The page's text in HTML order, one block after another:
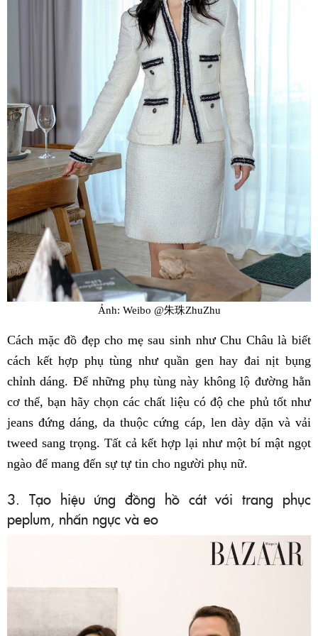
Ảnh: Weibo @朱珠ZhuZhu
Cách mặc đồ đẹp cho mẹ sau sinh như Chu Châu là biết
cách kết hợp phụ tùng như quần gen hay đai nịt bụng
chỉnh dáng. Để những phụ tùng này không lộ đường hằn
cơ thể, bạn hãy chọn các chất liệu có độ che phủ tốt như
jeans đứng dáng, da thuộc cứng cáp, len dày dặn và vải
tweed sang trọng. Tất cả kết hợp lại như một bí mật ngọt
ngào để mang đến sự tự tin cho người phụ nữ.
3. Tạo hiệu ứng đồng hồ cát với trang phục
peplum, nhấn ngực và eo